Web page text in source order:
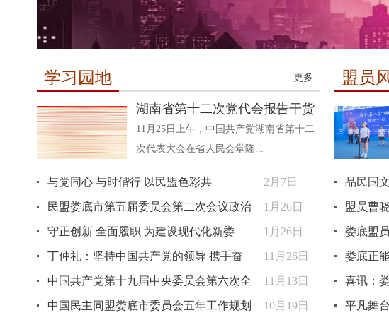
学习园地 更多
湖南省第十二次党代会报告干货
11月25日上午，中国共产党湖南省第十二
次代表大会在省人民会堂隆...
与党同心 与时偕行 以民盟色彩共 2月7日
民盟娄底市第五届委员会第二次会议政治 1月26日
守正创新 全面履职 为建设现代化新娄 1月26日
丁仲礼：坚持中国共产党的领导 携手奋 11月26日
中国共产党第十九届中央委员会第六次全 11月13日
中国民主同盟娄底市委员会五年工作规划 10月19日
盟员
品民国
盟员曹
娄底盟
娄底正
喜讯：
平凡舞